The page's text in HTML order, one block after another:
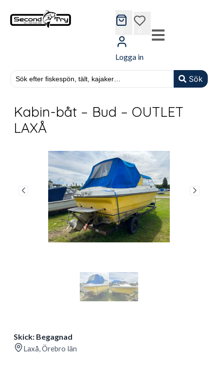
Sök
wishlist
Logga in
Kabin-båt – Bud – OUTLET
LAXÅ
Skick: Begagnad
Laxå, Örebro län